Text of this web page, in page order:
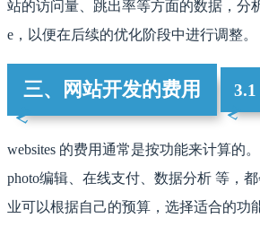
站的访问量、跳出率等方面的数据，分
e，以便在后续的优化阶段中进行调整。
三、网站开发的费用
websites 的费用通常是按功能来计算的
photo编辑、在线支付、数据分析 等，
业可以根据自己的预算，选择适合的功